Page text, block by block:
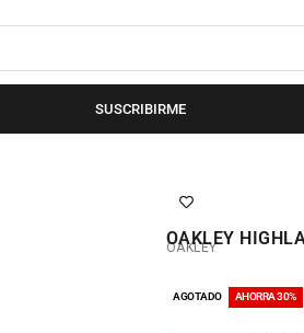
SUSCRIBIRME
OAKLEY
OAKLEY
AGOTADO AHORRA 30%